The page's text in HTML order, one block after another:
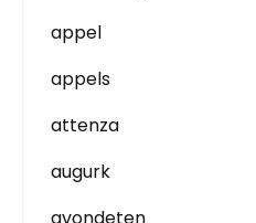
appel
appels
attenza
augurk